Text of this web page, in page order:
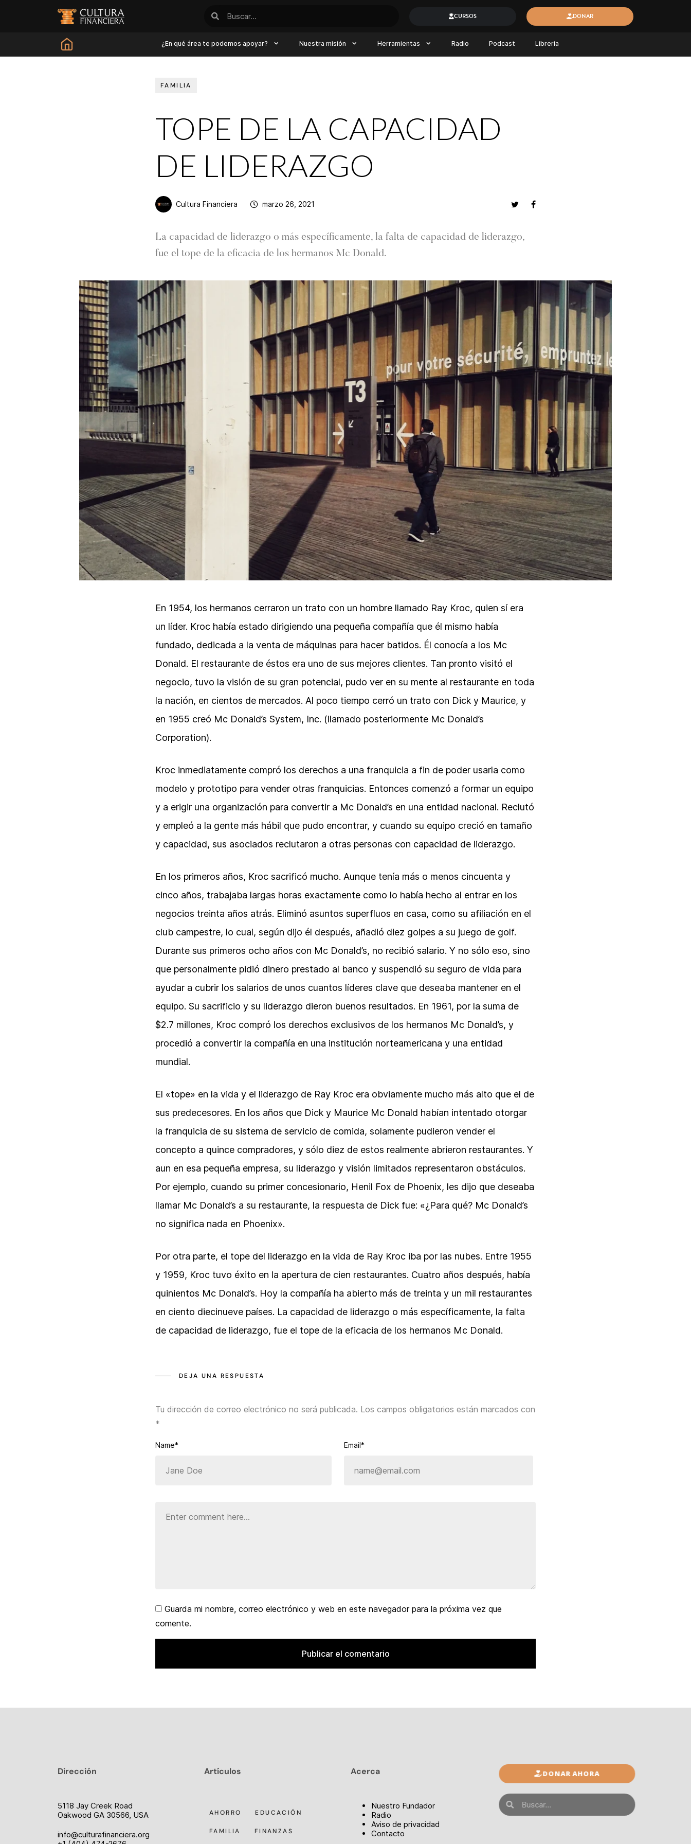
CURSOS DONAR
¿En qué área te podemos apoyar? Nuestra misión Herramientas Radio Podcast Libreria
FAMILIA
TOPE DE LA CAPACIDAD
DE LIDERAZGO
Cultura Financiera marzo 26, 2021
La capacidad de liderazgo o más específicamente, la falta de capacidad de liderazgo,
fue el tope de la eficacia de los hermanos Mc Donald.
En 1954, los hermanos cerraron un trato con un hombre llamado Ray Kroc, quien sí era
un líder. Kroc había estado dirigiendo una pequeña compañía que él mismo había
fundado, dedicada a la venta de máquinas para hacer batidos. Él conocía a los Mc
Donald. El restaurante de éstos era uno de sus mejores clientes. Tan pronto visitó el
negocio, tuvo la visión de su gran potencial, pudo ver en su mente al restaurante en toda
la nación, en cientos de mercados. Al poco tiempo cerró un trato con Dick y Maurice, y
en 1955 creó Mc Donald’s System, Inc. (llamado posteriormente Mc Donald’s
Corporation).
Kroc inmediatamente compró los derechos a una franquicia a fin de poder usarla como
modelo y prototipo para vender otras franquicias. Entonces comenzó a formar un equipo
y a erigir una organización para convertir a Mc Donald’s en una entidad nacional. Reclutó
y empleó a la gente más hábil que pudo encontrar, y cuando su equipo creció en tamaño
y capacidad, sus asociados reclutaron a otras personas con capacidad de liderazgo.
En los primeros años, Kroc sacrificó mucho. Aunque tenía más o menos cincuenta y
cinco años, trabajaba largas horas exactamente como lo había hecho al entrar en los
negocios treinta años atrás. Eliminó asuntos superfluos en casa, como su afiliación en el
club campestre, lo cual, según dijo él después, añadió diez golpes a su juego de golf.
Durante sus primeros ocho años con Mc Donald’s, no recibió salario. Y no sólo eso, sino
que personalmente pidió dinero prestado al banco y suspendió su seguro de vida para
ayudar a cubrir los salarios de unos cuantos líderes clave que deseaba mantener en el
equipo. Su sacrificio y su liderazgo dieron buenos resultados. En 1961, por la suma de
$2.7 millones, Kroc compró los derechos exclusivos de los hermanos Mc Donald’s, y
procedió a convertir la compañía en una institución norteamericana y una entidad
mundial.
El «tope» en la vida y el liderazgo de Ray Kroc era obviamente mucho más alto que el de
sus predecesores. En los años que Dick y Maurice Mc Donald habían intentado otorgar
la franquicia de su sistema de servicio de comida, solamente pudieron vender el
concepto a quince compradores, y sólo diez de estos realmente abrieron restaurantes. Y
aun en esa pequeña empresa, su liderazgo y visión limitados representaron obstáculos.
Por ejemplo, cuando su primer concesionario, Henil Fox de Phoenix, les dijo que deseaba
llamar Mc Donald’s a su restaurante, la respuesta de Dick fue: «¿Para qué? Mc Donald’s
no significa nada en Phoenix».
Por otra parte, el tope del liderazgo en la vida de Ray Kroc iba por las nubes. Entre 1955
y 1959, Kroc tuvo éxito en la apertura de cien restaurantes. Cuatro años después, había
quinientos Mc Donald’s. Hoy la compañía ha abierto más de treinta y un mil restaurantes
en ciento diecinueve países. La capacidad de liderazgo o más específicamente, la falta
de capacidad de liderazgo, fue el tope de la eficacia de los hermanos Mc Donald.
DEJA UNA RESPUESTA
Tu dirección de correo electrónico no será publicada. Los campos obligatorios están marcados con
*
Name* Email*
Guarda mi nombre, correo electrónico y web en este navegador para la próxima vez que
comente.
Dirección
5118 Jay Creek Road
Oakwood GA 30566, USA
info@culturafinanciera.org
Artículos
AHORRO EDUCACIÓN
FAMILIA FINANZAS
Acerca
Nuestro Fundador
Radio
Aviso de privacidad
Contacto
DONAR AHORA